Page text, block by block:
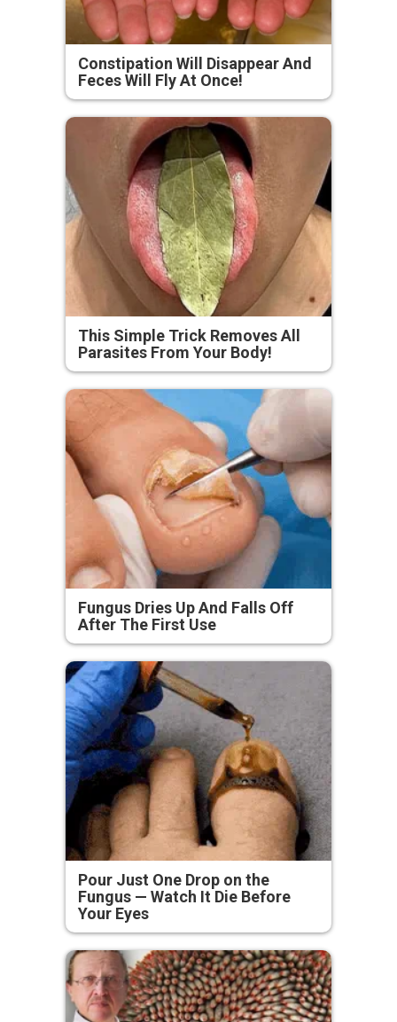
Constipation Will Disappear And
Feces Will Fly At Once!
This Simple Trick Removes All
Parasites From Your Body!
Fungus Dries Up And Falls Off
After The First Use
Pour Just One Drop on the
Fungus — Watch It Die Before
Your Eyes